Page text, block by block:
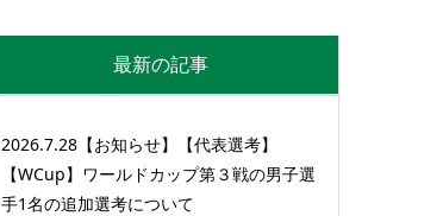
最新の記事
2026.7.28【お知らせ】【代表選考】
【WCup】ワールドカップ第３戦の男子選
手1名の追加選考について